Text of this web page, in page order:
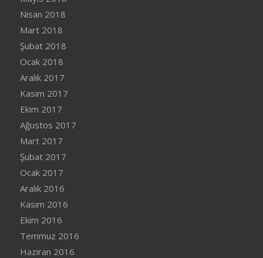
Nisan 2018
Mart 2018
Şubat 2018
Ocak 2018
Aralık 2017
Kasım 2017
Ekim 2017
Ağustos 2017
Mart 2017
Şubat 2017
Ocak 2017
Aralık 2016
Kasım 2016
Ekim 2016
Temmuz 2016
Haziran 2016